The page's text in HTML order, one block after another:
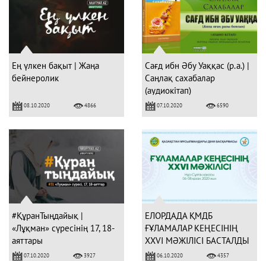
Ең үлкен бақыт | Жаңа
бейнеролик
08.10.2020 4866
Сағд ибн Әбу Уаққас (р.а.) |
Саңлақ сахабалар
(аудиокітап)
07.10.2020 6590
#ҚұранТыңдайық |
«Лұқман» сүресінің 17, 18-
аяттары
07.10.2020 3927
ЕЛОРДАДА ҚМДБ
ҒҰЛАМАЛАР КЕҢЕСІНІҢ
ХХVІ МӘЖІЛІСІ БАСТАЛДЫ
06.10.2020 4357